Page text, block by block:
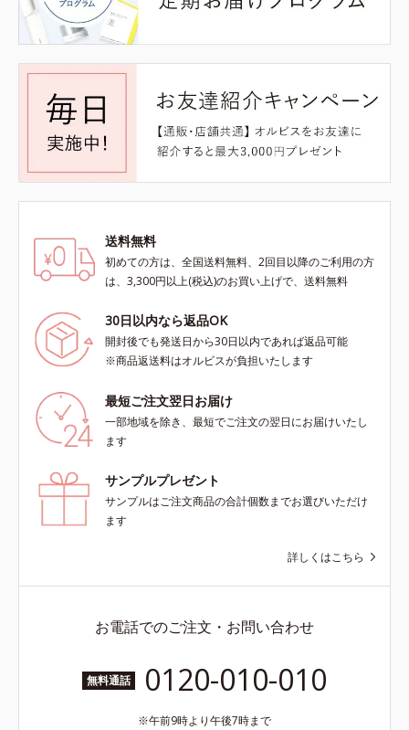
送料無料
初めての方は、全国送料無料、2回目以降のご利用の方
は、3,300円以上(税込)のお買い上げで、送料無料
30日以内なら返品OK
開封後でも発送日から30日以内であれば返品可能
※商品返送料はオルビスが負担いたします
最短ご注文翌日お届け
一部地域を除き、最短でご注文の翌日にお届けいたし
ます
サンプルプレゼント
サンプルはご注文商品の合計個数までお選びいただけ
ます
詳しくはこちら
お電話でのご注文・お問い合わせ
無料通話 0120-010-010
午前9時より午後7時まで